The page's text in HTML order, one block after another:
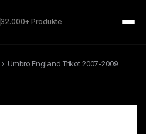
32.000+ Produkte
› Umbro England Trikot 2007-2009